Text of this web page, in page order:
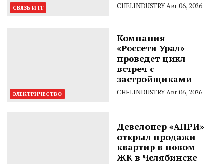
СВЯЗЬ И IT CHELINDUSTRYАвг 06, 2026
ЭЛЕКТРИЧЕСТВО
Компания
«Россети Урал»
проведет цикл
встреч с
застройщиками
CHELINDUSTRYАвг 06, 2026
Девелопер «АПРИ»
открыл продажи
квартир в новом
ЖК в Челябинске